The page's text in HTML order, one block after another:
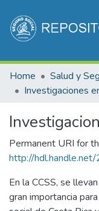
Communities &
All of DSpace
Home
Investigaciones
Permanent URI for
http://
En la CCSS, se
gran importancia